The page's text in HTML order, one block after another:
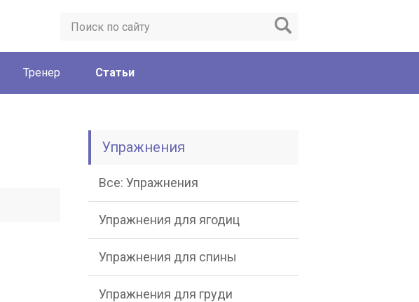
Тренер Статьи
Упражнения
Все: Упражнения
Упражнения для ягодиц
Упражнения для спины
Упражнения для груди